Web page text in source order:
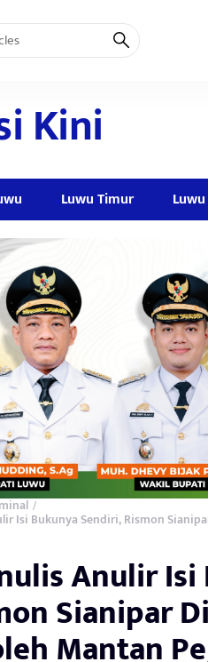
Kini
Luwu Timur
/
Isi Bukunya Sendiri, Rismon
Anulir
Sianipar
Mantan